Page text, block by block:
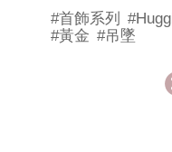
#首飾系列
#黃金 #吊墜